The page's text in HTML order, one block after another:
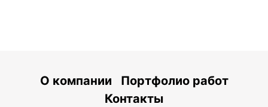
О компании
Портфолио работ
Контакты